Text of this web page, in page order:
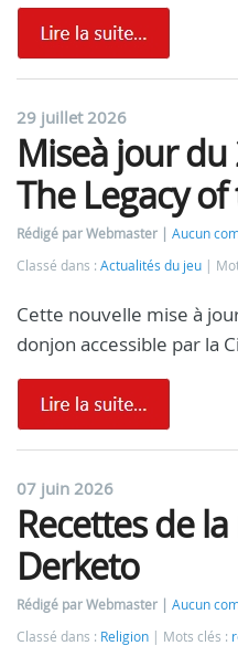
29 juillet 2026
Miseà jour du
The Legacy
Rédigé par Webmaster
Aucun
Classé dans : Actualités du jeu
Cette nouvelle mise à
donjon accessible par la
07 juin 2026
Recettes de
Derketo
Rédigé par Webmaster
Aucun
Classé dans : Religion Mots clés :